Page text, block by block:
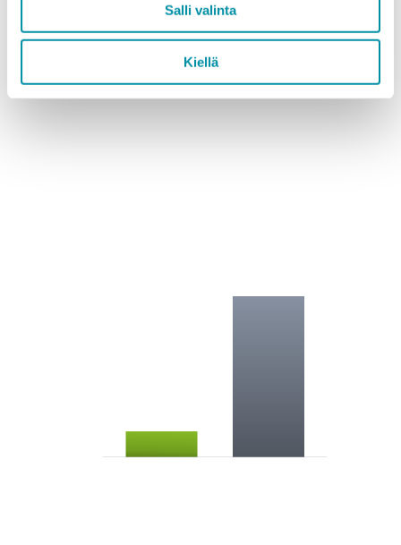
Salli valinta
Kiellä
Rakennusjärjestelmätuotteissamme käytetään
ainoastaan Greenline-alumiinia, joka on täysin
kierrätettyä. Oma sulattomme sulattaa ja jalostaa
uudelleen tuotteidemme raaka-aineena.